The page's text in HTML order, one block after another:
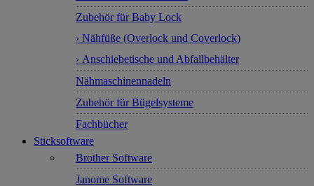
Zubehör für Baby Lock
› Nähfüße (Overlock und Coverlock)
› Anschiebetische und Abfallbehälter
Nähmaschinennadeln
Zubehör für Bügelsysteme
Fachbücher
Sticksoftware
Brother Software
Janome Software